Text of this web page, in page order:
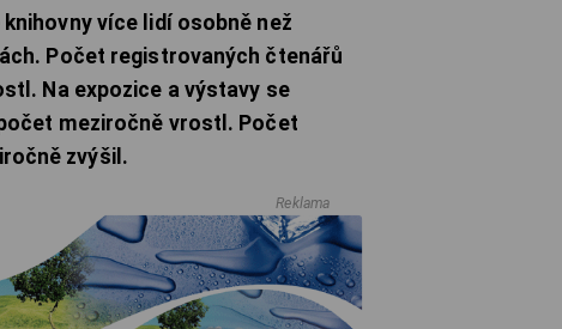
více lidí osobně než
Počet registrovaných čtenářů
Na expozice a výstavy se
meziročně vrostl. Počet
zvýšil.
Reklama